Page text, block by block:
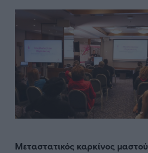
Μεταστατικός καρκίνος μαστού